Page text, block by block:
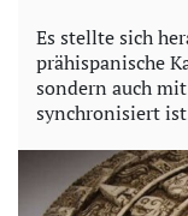
Es stellte sich
prähispanische
sondern auch
synchronisiert